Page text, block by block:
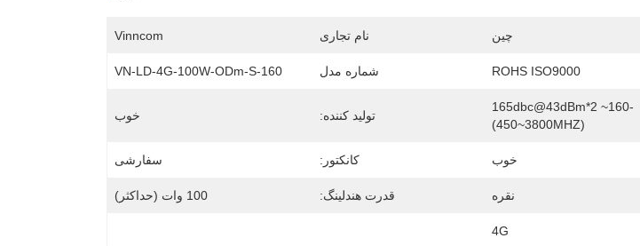
چین نام تجاری Vinncom
ROHS ISO9000 شماره مدل VN-LD-4G-100W-ODm-S-160
-160~165dbc@43dBm*2
(450~3800MHZ)
تولید کننده: خوب
خوب کانکتور: سفارشی
نقره قدرت هندلینگ: 100 وات (حداکثر)
4G